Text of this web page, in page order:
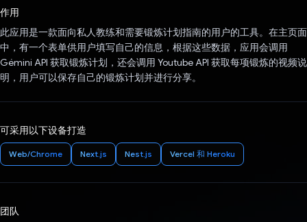
作用
此应用是一款面向私人教练和需要锻炼计划指南的用户的工具。在主页面
中，有一个表单供用户填写自己的信息，根据这些数据，应用会调用
Gémini API 获取锻炼计划，还会调用 Youtube API 获取每项锻炼的视频说
明，用户可以保存自己的锻炼计划并进行分享。
可采用以下设备打造
Web/Chrome Next.js Nest.js Vercel 和 Heroku
团队